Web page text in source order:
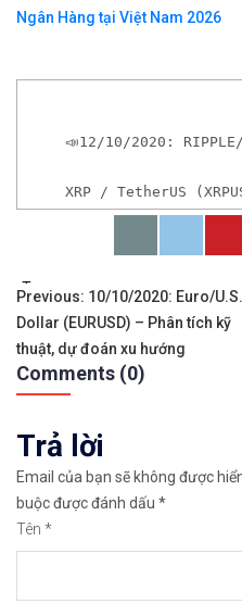
Ngân Hàng tại Việt Nam 2026
📣12/10/2020: RIPPLE/
XRP / TetherUS
*Nếu chưa có tài
Tags:
Điều
hướng
bài
viết
Previous: 10/10/2020: Euro/U.S.
Dollar (EURUSD) – Phân tích kỹ
thuật, dự đoán xu hướng
Comments (0)
Trả lời
Email của bạn sẽ không được
buộc được đánh dấu *
Tên *